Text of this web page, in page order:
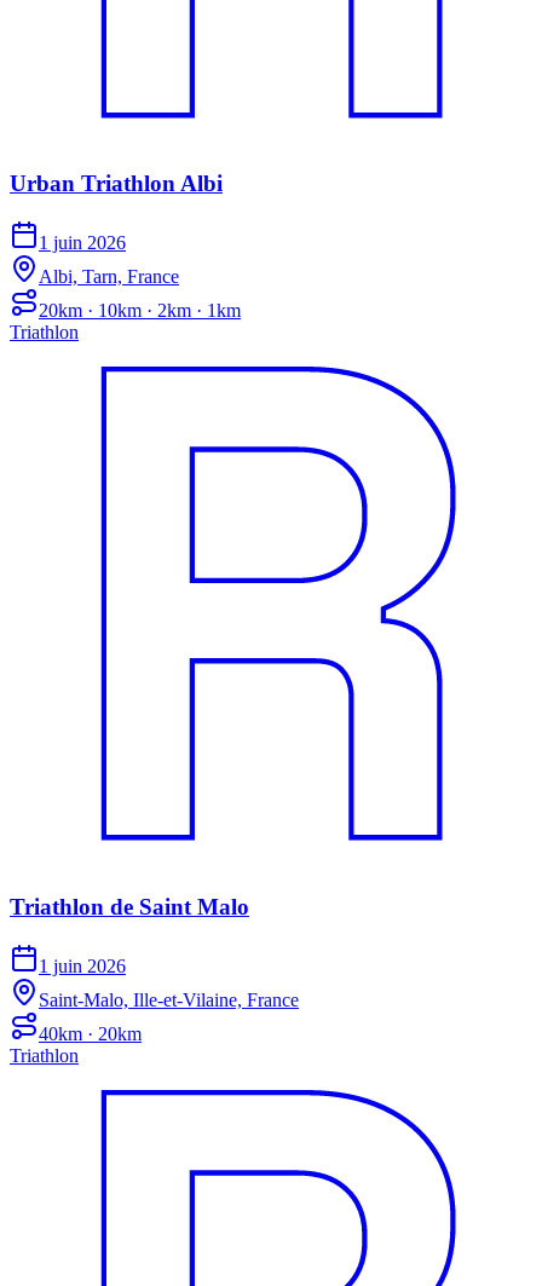
Urban Triathlon Albi
1 juin 2026
Albi, Tarn, France
20km · 10km · 2km · 1km
Triathlon
Triathlon de Saint Malo
1 juin 2026
Saint-Malo, Ille-et-Vilaine, France
40km · 20km
Triathlon